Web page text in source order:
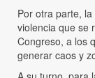
Por otra parte,
violencia que se
Congreso, a los
generar caos y